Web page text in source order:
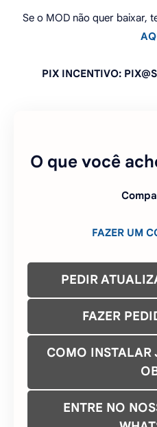
Se o MOD não quer baixar,
PIX INCENTIVO:
O que você
FAZER UM
PEDIR
FAZER
COMO INSTALAR
ENTRE NO